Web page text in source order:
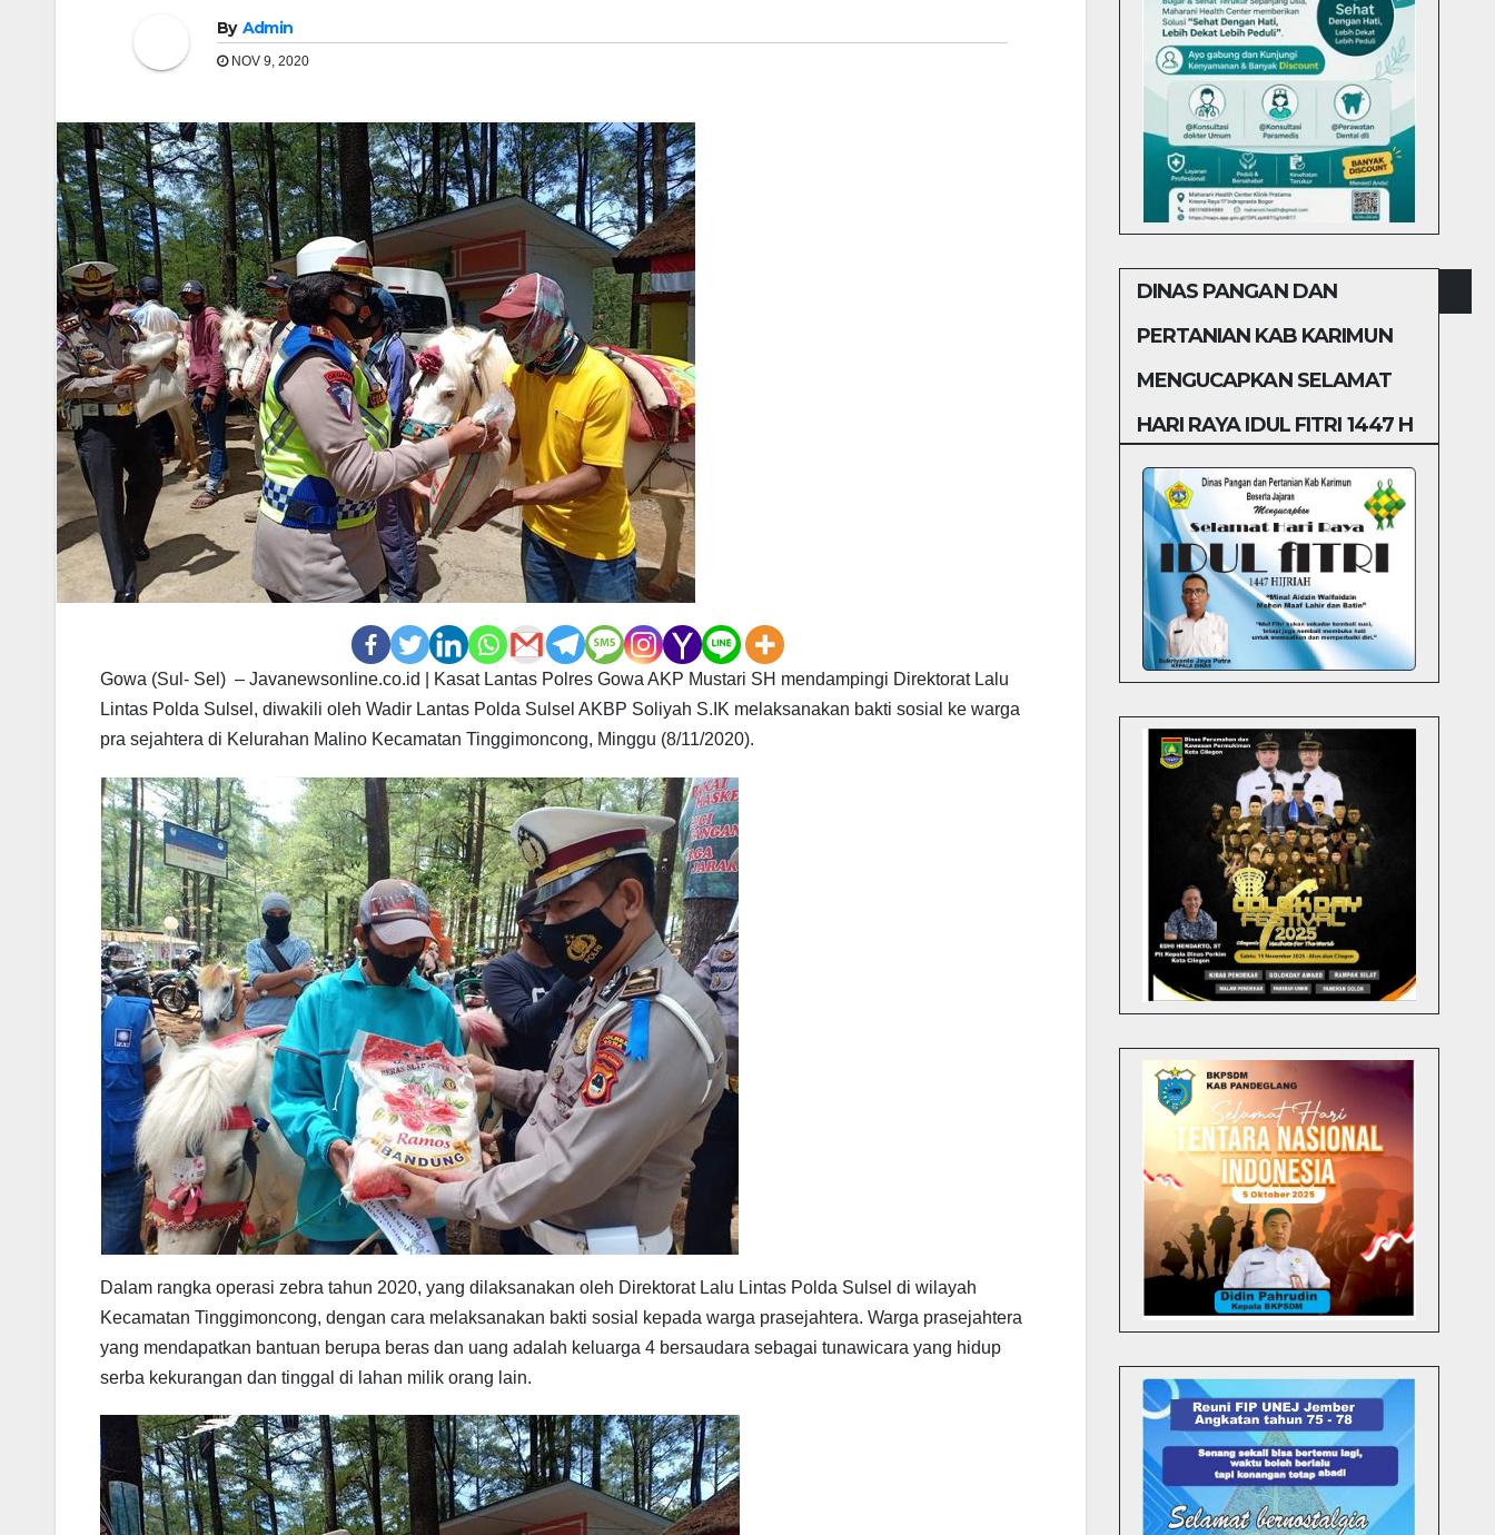
By Admin
NOV 9, 2020
Gowa (Sul- Sel) – Javanewsonline.co.id | Kasat Lantas Polres Gowa AKP Mustari SH mendampingi Direktorat Lalu
Lintas Polda Sulsel, diwakili oleh Wadir Lantas Polda Sulsel AKBP Soliyah S.IK melaksanakan bakti sosial ke warga
pra sejahtera di Kelurahan Malino Kecamatan Tinggimoncong, Minggu (8/11/2020).
Dalam rangka operasi zebra tahun 2020, yang dilaksanakan oleh Direktorat Lalu Lintas Polda Sulsel di wilayah
Kecamatan Tinggimoncong, dengan cara melaksanakan bakti sosial kepada warga prasejahtera. Warga prasejahtera
yang mendapatkan bantuan berupa beras dan uang adalah keluarga 4 bersaudara sebagai tunawicara yang hidup
serba kekurangan dan tinggal di lahan milik orang lain.
DINAS PANGAN DAN
PERTANIAN KAB KARIMUN
MENGUCAPKAN SELAMAT
HARI RAYA IDUL FITRI 1447 H